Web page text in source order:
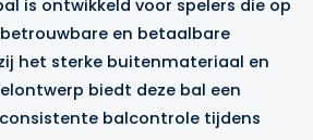
is ontwikkeld voor spelers die op
en betaalbare
het sterke buitenmateriaal en
biedt deze bal een
balcontrole tijdens